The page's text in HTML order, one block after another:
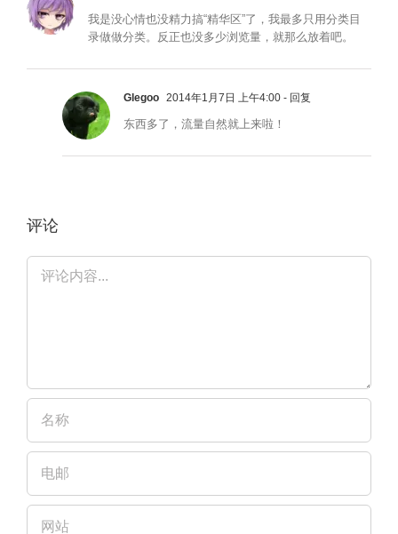
我是没心情也没精力搞“精华区”了，我最多只用分类目
录做做分类。反正也没多少浏览量，就那么放着吧。
Glegoo 2014年1月7日 上午4:00 - 回复
东西多了，流量自然就上来啦！
评论
评